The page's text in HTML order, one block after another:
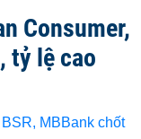
Consumer,
tỷ lệ cao